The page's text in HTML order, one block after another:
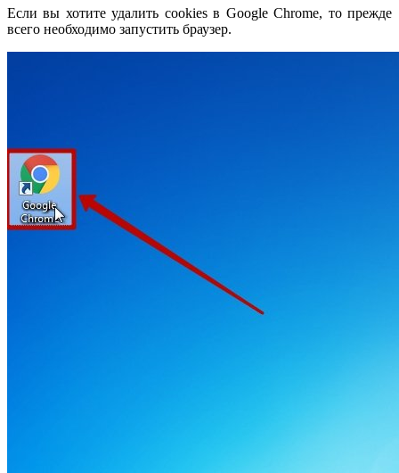
Если вы хотите удалить cookies в Google Chrome, то прежде
всего необходимо запустить браузер.